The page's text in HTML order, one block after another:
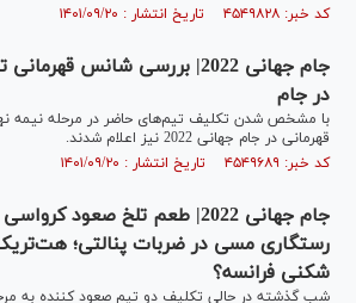
کد خبر: ۴۵۴۹۸۲۸ تاریخ انتشار : ۱۴۰۱/۰۹/۲۰
جام جهانی 2022| بررسی شانس
در جام
قهرمانی در جام جهانی 2022 نیز اعلام شدند.
کد خبر: ۴۵۴۹۶۸۹ تاریخ انتشار : ۱۴۰۱/۰۹/۲۰
جام جهانی 2022| طعم تلخ صعود
رستگاری مسی در ضربات پنالتی؛
شکنی فرانسه؟
شب گذشته در حالی تکلیف دو تیم صعود کننده به